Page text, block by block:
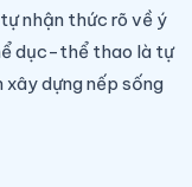
nhận thức rõ về ý
dục-thể thao là tự
dựng nếp sống